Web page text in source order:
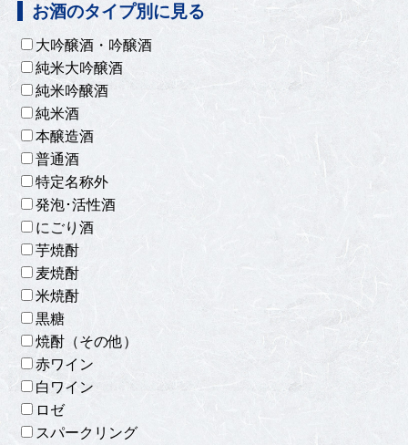
お酒のタイプ別に見る
大吟醸酒・吟醸酒
純米大吟醸酒
純米吟醸酒
純米酒
本醸造酒
普通酒
特定名称外
発泡･活性酒
にごり酒
芋焼酎
麦焼酎
米焼酎
黒糖
焼酎（その他）
赤ワイン
白ワイン
ロゼ
スパークリング